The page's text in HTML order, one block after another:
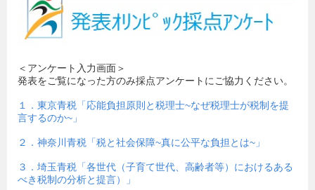
＜アンケート入力画面＞
発表をご覧になった方のみ採点アンケートにご協力ください。
１．東京青税「応能負担原則と税理士~なぜ税理士が税制を提
言するのか~」
２．神奈川青税「税と社会保障~真に公平な負担とは~」
３．埼玉青税「各世代（子育て世代、高齢者等）におけるある
べき税制の分析と提言）」